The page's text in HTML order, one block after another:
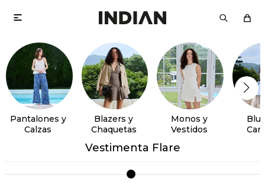

Pantalones y
Calzas
Blazers y
Chaquetas
Monos y
Vestidos
Vestimenta Flare